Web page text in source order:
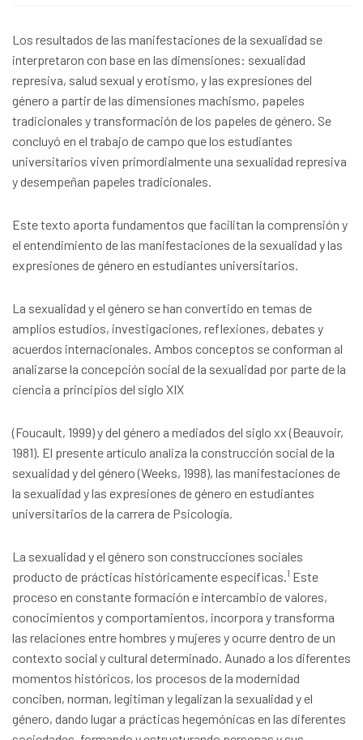
Los resultados de las manifestaciones de la sexualidad se
interpretaron con base en las dimensiones: sexualidad
represiva, salud sexual y erotismo, y las expresiones del
género a partir de las dimensiones machismo, papeles
tradicionales y transformación de los papeles de género. Se
concluyó en el trabajo de campo que los estudiantes
universitarios viven primordialmente una sexualidad represiva
y desempeñan papeles tradicionales.
Este texto aporta fundamentos que facilitan la comprensión y
el entendimiento de las manifestaciones de la sexualidad y las
expresiones de género en estudiantes universitarios.
La sexualidad y el género se han convertido en temas de
amplios estudios, investigaciones, reflexiones, debates y
acuerdos internacionales. Ambos conceptos se conforman al
analizarse la concepción social de la sexualidad por parte de la
ciencia a principios del siglo XIX
(Foucault, 1999) y del género a mediados del siglo xx (Beauvoir,
1981). El presente artículo analiza la construcción social de la
sexualidad y del género (Weeks, 1998), las manifestaciones de
la sexualidad y las expresiones de género en estudiantes
universitarios de la carrera de Psicología.
La sexualidad y el género son construcciones sociales
producto de prácticas históricamente específicas.1 Este
proceso en constante formación e intercambio de valores,
conocimientos y comportamientos, incorpora y transforma
las relaciones entre hombres y mujeres y ocurre dentro de un
contexto social y cultural determinado. Aunado a los diferentes
momentos históricos, los procesos de la modernidad
conciben, norman, legitiman y legalizan la sexualidad y el
género, dando lugar a prácticas hegemónicas en las diferentes